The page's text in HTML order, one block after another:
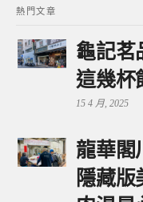
熱門文章
龜記茗
這幾杯
15 4 月, 2025
龍華閣
隱藏版